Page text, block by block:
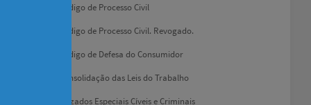
Código de Processo Civil
Código de Processo Civil. Revogado.
Código de Defesa do Consumidor
Consolidação das Leis do Trabalho
Juizados Especiais Cíveis e Criminais